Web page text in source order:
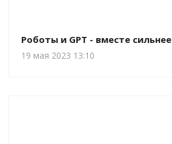
Роботы и GPT - вместе сильнее
19 мая 2023 13:10